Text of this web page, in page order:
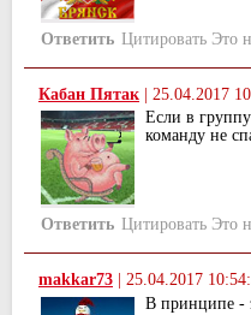
Ответить Цитировать Это
Кабан Пятак
25.04.2017
Если в
команду не
Ответить Цитировать Это
makkar73 | 25.04.2017
В принципе -